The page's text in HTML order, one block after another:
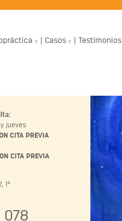
Casos Testimonios
y jueves
CITA PREVIA
CITA PREVIA
1º
078